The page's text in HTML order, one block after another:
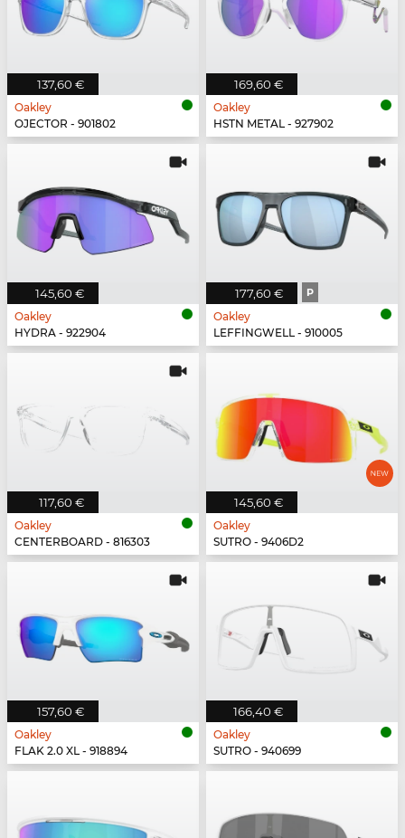
137,60 €
Oakley
OJECTOR - 901802
169,60 €
Oakley
HSTN METAL - 927902
145,60 €
Oakley
HYDRA - 922904
177,60 € P
Oakley
LEFFINGWELL - 910005
117,60 €
Oakley
CENTERBOARD - 816303
145,60 €
Oakley
SUTRO - 9406D2
157,60 €
Oakley
FLAK 2.0 XL - 918894
166,40 €
Oakley
SUTRO - 940699